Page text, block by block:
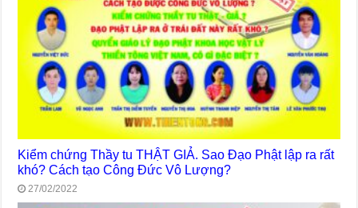
Kiểm chứng Thầy tu THẬT GIẢ. Sao Đạo Phật lập ra rất
khó? Cách tạo Công Đức Vô Lượng?
27/02/2022